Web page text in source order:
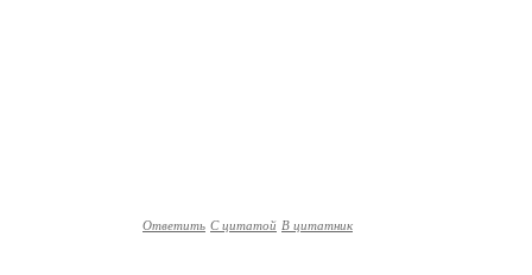
Ответить С цитатой В цитатник